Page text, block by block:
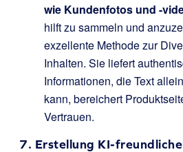
wie Kundenfotos und -
hilft zu sammeln und
exzellente Methode zur
Inhalten. Sie liefert
Informationen, die Text
kann, bereichert
Vertrauen.
7. Erstellung KI-